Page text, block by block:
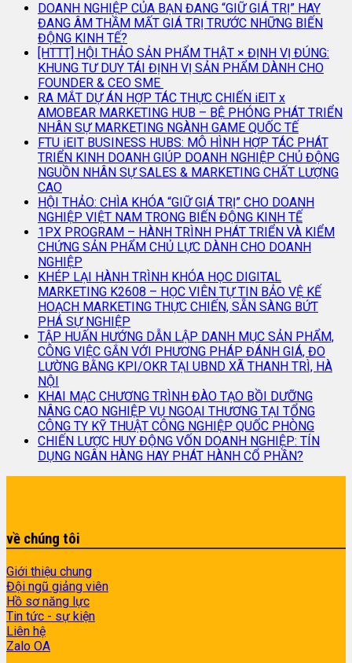
DOANH NGHIỆP CỦA BẠN ĐANG “GIỮ GIÁ TRỊ” HAY
ĐANG ÂM THẦM MẤT GIÁ TRỊ TRƯỚC NHỮNG BIẾN
ĐỘNG KINH TẾ?
[HTTT] HỘI THẢO SẢN PHẨM THẬT × ĐỊNH VỊ ĐÚNG:
KHUNG TƯ DUY TÁI ĐỊNH VỊ SẢN PHẨM DÀNH CHO
FOUNDER & CEO SME
RA MẮT DỰ ÁN HỢP TÁC THỰC CHIẾN iEIT x
AMOBEAR MARKETING HUB – BỆ PHÓNG PHÁT TRIỂN
NHÂN SỰ MARKETING NGÀNH GAME QUỐC TẾ
FTU iEIT BUSINESS HUBS: MÔ HÌNH HỢP TÁC PHÁT
TRIỂN KINH DOANH GIÚP DOANH NGHIỆP CHỦ ĐỘNG
NGUỒN NHÂN SỰ SALES & MARKETING CHẤT LƯỢNG
CAO
HỘI THẢO: CHÌA KHÓA “GIỮ GIÁ TRỊ” CHO DOANH
NGHIỆP VIỆT NAM TRONG BIẾN ĐỘNG KINH TẾ
1PX PROGRAM – HÀNH TRÌNH PHÁT TRIỂN VÀ KIỂM
CHỨNG SẢN PHẨM CHỦ LỰC DÀNH CHO DOANH
NGHIỆP
KHÉP LẠI HÀNH TRÌNH KHÓA HỌC DIGITAL
MARKETING K2608 – HỌC VIÊN TỰ TIN BẢO VỆ KẾ
HOẠCH MARKETING THỰC CHIẾN, SẴN SÀNG BỨT
PHÁ SỰ NGHIỆP
TẬP HUẤN HƯỚNG DẪN LẬP DANH MỤC SẢN PHẨM,
CÔNG VIỆC GẮN VỚI PHƯƠNG PHÁP ĐÁNH GIÁ, ĐO
LƯỜNG BẰNG KPI/OKR TẠI UBND XÃ THANH TRÌ, HÀ
NỘI
KHAI MẠC CHƯƠNG TRÌNH ĐÀO TẠO BỒI DƯỠNG
NÂNG CAO NGHIỆP VỤ NGOẠI THƯƠNG TẠI TỔNG
CÔNG TY KỸ THUẬT CÔNG NGHIỆP QUỐC PHÒNG
CHIẾN LƯỢC HUY ĐỘNG VỐN DOANH NGHIỆP: TÍN
DỤNG NGÂN HÀNG HAY PHÁT HÀNH CỔ PHẦN?
về chúng tôi
Giới thiệu chung
Đội ngũ giảng viên
Hồ sơ năng lực
Tin tức - sự kiện
Liên hệ
Zalo OA